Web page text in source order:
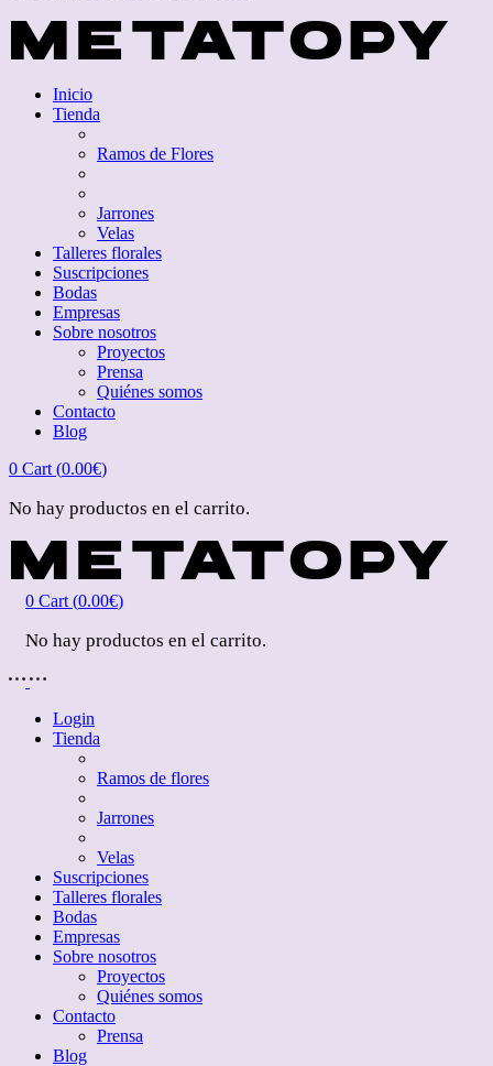
Inicio
Tienda
Ramos de Flores
Jarrones
Velas
Talleres florales
Suscripciones
Bodas
Empresas
Sobre nosotros
Proyectos
Prensa
Quiénes somos
Contacto
Blog
0 Cart (0.00€)
No hay productos en el carrito.
0 Cart (0.00€)
No hay productos en el carrito.
Login
Tienda
Ramos de flores
Jarrones
Velas
Suscripciones
Talleres florales
Bodas
Empresas
Sobre nosotros
Proyectos
Quiénes somos
Contacto
Prensa
Blog